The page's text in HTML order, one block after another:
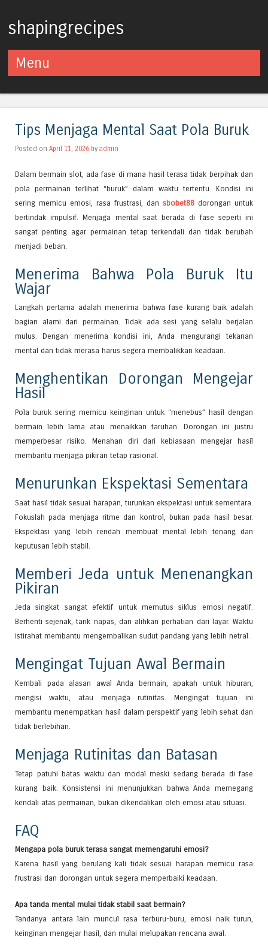
shapingrecipes
Menu
Tips Menjaga Mental Saat Pola Buruk
Posted on April 11, 2026 by admin
Dalam bermain slot, ada fase di mana hasil terasa tidak berpihak dan
pola permainan terlihat “buruk” dalam waktu tertentu. Kondisi ini
sering memicu emosi, rasa frustrasi, dan sbobet88 dorongan untuk
bertindak impulsif. Menjaga mental saat berada di fase seperti ini
sangat penting agar permainan tetap terkendali dan tidak berubah
menjadi beban.
Menerima Bahwa Pola Buruk Itu
Wajar
Langkah pertama adalah menerima bahwa fase kurang baik adalah
bagian alami dari permainan. Tidak ada sesi yang selalu berjalan
mulus. Dengan menerima kondisi ini, Anda mengurangi tekanan
mental dan tidak merasa harus segera membalikkan keadaan.
Menghentikan Dorongan Mengejar
Hasil
Pola buruk sering memicu keinginan untuk “menebus” hasil dengan
bermain lebih lama atau menaikkan taruhan. Dorongan ini justru
memperbesar risiko. Menahan diri dari kebiasaan mengejar hasil
membantu menjaga pikiran tetap rasional.
Menurunkan Ekspektasi Sementara
Saat hasil tidak sesuai harapan, turunkan ekspektasi untuk sementara.
Fokuslah pada menjaga ritme dan kontrol, bukan pada hasil besar.
Ekspektasi yang lebih rendah membuat mental lebih tenang dan
keputusan lebih stabil.
Memberi Jeda untuk Menenangkan
Pikiran
Jeda singkat sangat efektif untuk memutus siklus emosi negatif.
Berhenti sejenak, tarik napas, dan alihkan perhatian dari layar. Waktu
istirahat membantu mengembalikan sudut pandang yang lebih netral.
Mengingat Tujuan Awal Bermain
Kembali pada alasan awal Anda bermain, apakah untuk hiburan,
mengisi waktu, atau menjaga rutinitas. Mengingat tujuan ini
membantu menempatkan hasil dalam perspektif yang lebih sehat dan
tidak berlebihan.
Menjaga Rutinitas dan Batasan
Tetap patuhi batas waktu dan modal meski sedang berada di fase
kurang baik. Konsistensi ini menunjukkan bahwa Anda memegang
kendali atas permainan, bukan dikendalikan oleh emosi atau situasi.
FAQ
Mengapa pola buruk terasa sangat memengaruhi emosi?
Karena hasil yang berulang kali tidak sesuai harapan memicu rasa
frustrasi dan dorongan untuk segera memperbaiki keadaan.
Apa tanda mental mulai tidak stabil saat bermain?
Tandanya antara lain muncul rasa terburu-buru, emosi naik turun,
keinginan mengejar hasil, dan mulai melupakan rencana awal.